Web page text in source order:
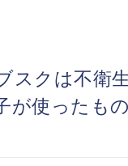
スクは不衛
が使ったも